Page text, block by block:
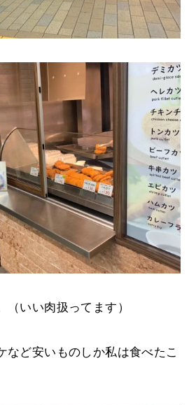
いい肉扱ってます）
など安いものしか私は食べたこ